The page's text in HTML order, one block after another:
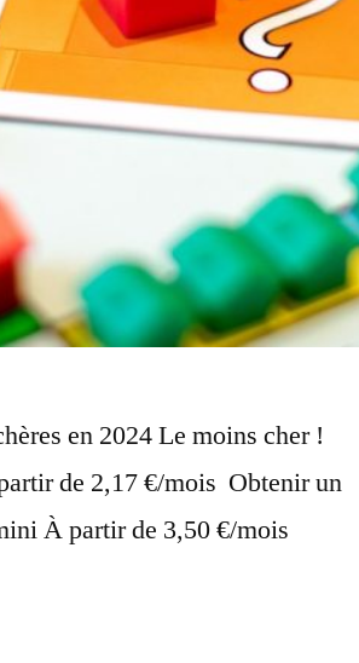
en 2024 Le moins cher !
de 2,17 €/mois Obtenir un
À partir de 3,50 €/mois